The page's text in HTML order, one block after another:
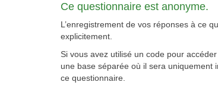
Ce questionnaire est anonyme.
L’enregistrement de vos réponses à ce
explicitement.
Si vous avez utilisé un code pour
une base séparée où il sera uniquement
ce questionnaire.